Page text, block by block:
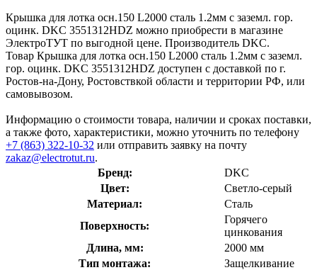
Крышка для лотка осн.150 L2000 сталь 1.2мм с заземл. гор.
оцинк. DKC 3551312HDZ можно приобрести в магазине
ЭлектроТУТ по выгодной цене. Производитель DKC.
Товар Крышка для лотка осн.150 L2000 сталь 1.2мм с заземл.
гор. оцинк. DKC 3551312HDZ доступен с доставкой по г.
Ростов-на-Дону, Ростовствкой области и территории РФ, или
самовывозом.
Информацию о стоимости товара, наличии и сроках поставки,
а также фото, характеристики, можно уточнить по телефону
+7 (863) 322-10-32 или отправить заявку на почту
zakaz@electrotut.ru.
Бренд:
DKC
Цвет:
Светло-серый
Материал:
Сталь
Поверхность:
Горячего
цинкования
Длина, мм:
2000 мм
Тип монтажа:
Защелкивание